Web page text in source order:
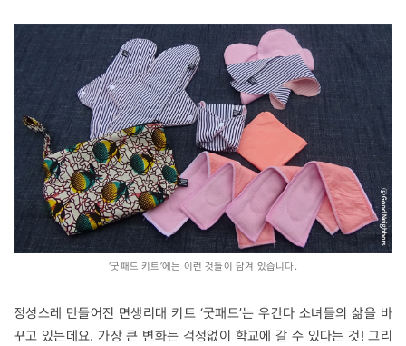
‘굿패드 키트’에는 이런 것들이 담겨 있습니다.
정성스레 만들어진 면생리대 키트 ‘굿패드’는 우간다 소녀들의 삶을 바
꾸고 있는데요. 가장 큰 변화는 걱정없이 학교에 갈 수 있다는 것! 그리